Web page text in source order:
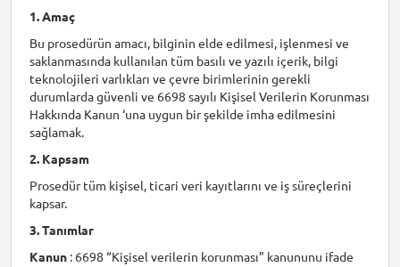
1. Amaç
Bu prosedürün amacı, bilginin elde edilmesi, işlenmesi ve
saklanmasında kullanılan tüm basılı ve yazılı içerik, bilgi
teknolojileri varlıkları ve çevre birimlerinin gerekli
durumlarda güvenli ve 6698 sayılı Kişisel Verilerin Korunması
Hakkında Kanun ‘una uygun bir şekilde imha edilmesini
sağlamak.
2. Kapsam
Prosedür tüm kişisel, ticari veri kayıtlarını ve iş süreçlerini
kapsar.
3. Tanımlar
Kanun : 6698 “Kişisel verilerin korunması” kanununu ifade